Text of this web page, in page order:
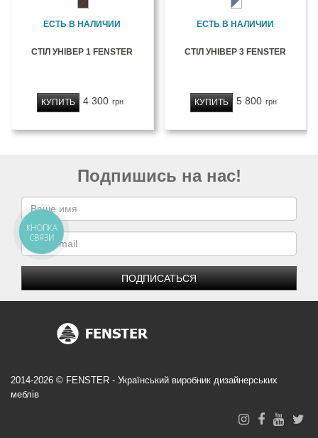
ЕСТЬ В НАЛИЧИИ
СТІЛ УНІВЕР 1 FENSTER
4 300 грн
КУПИТЬ
ЕСТЬ В НАЛИЧИИ
СТІЛ УНІВЕР 3 FENSTER
5 800 грн
КУПИТЬ
Подпишись на нас!
ПОДПИСАТЬСЯ
2014-2026 © FENSTER - Український виробник дизайнерських
меблів
КНОПКА
СВЯЗИ